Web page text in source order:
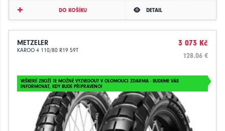
DO KOŠÍKU DETAIL
METZELER
KAROO 4 110/80 R19 59T
3 073 Kč
128.06 €
VEŠKERÉ ZBOŽÍ JE MOŽNÉ VYZVEDOUT V OLOMOUCI ZDARMA - BUDEME VÁS
INFORMOVAT, KDY BUDE PŘIPRAVENO!